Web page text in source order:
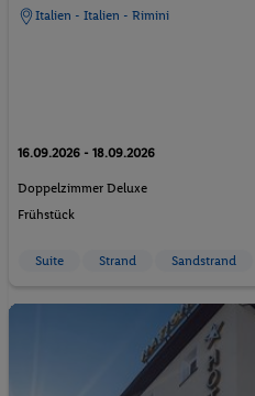
Italien - Italien - Rimini
16.09.2026 - 18.09.2026
Doppelzimmer Deluxe
Frühstück
Suite Strand Sandstrand